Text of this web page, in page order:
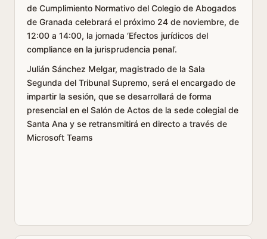
de Cumplimiento Normativo del Colegio de Abogados
de Granada celebrará el próximo 24 de noviembre, de
12:00 a 14:00, la jornada ‘Efectos jurídicos del
compliance en la jurisprudencia penal’.
Julián Sánchez Melgar, magistrado de la Sala
Segunda del Tribunal Supremo, será el encargado de
impartir la sesión, que se desarrollará de forma
presencial en el Salón de Actos de la sede colegial de
Santa Ana y se retransmitirá en directo a través de
Microsoft Teams